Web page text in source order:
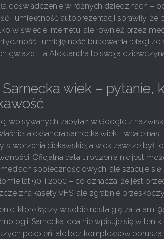
doświadczenie w różnych dziedzinach –
i umiejętność autoprezentacji sprawiły, że
w świecie internetu, ale również przez
i umiejętność budowania relacji ze
gwiazd – a Aleksandra to swoja
wiek – pytanie,
wpisywanych zapytań w Google z
aleksandra sarnecka wiek. I wcale nas
stworzenia ciekawskie, a wiek zawsze był
Oficjalna data urodzenia nie jest
społecznościowych, ale szacuje
lat 90. i 2000 – co oznacza, że jest
zna kasety VHS, ale zgrabnie
które łączy w sobie nostalgię za latami
Sarnecka idealnie wpisuje się w ten
pokoleń, ale bez kompleksów porusza